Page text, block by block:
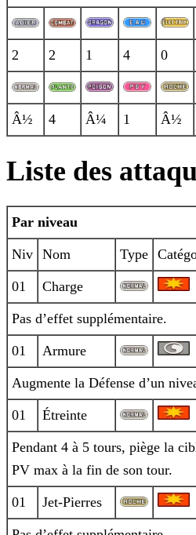
2 2 1 4 0
Â½ 4 Â¼ 1 Â½
Liste des
Par niveau
Niv Nom Type
01 Charge
Pas d’effet supplémentaire.
01 Armure
Augmente la Défense d’un
01 Étreinte
Pendant 4 à 5 tours, piège la
PV max à la fin de son tour.
01 Jet-Pierres